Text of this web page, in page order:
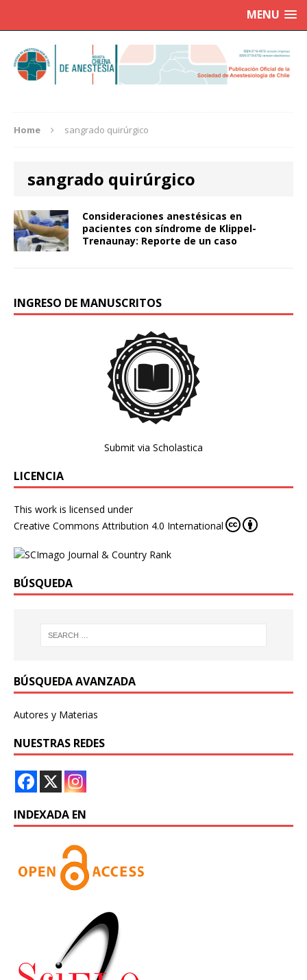
MENU
Home sangrado quirúrgico
sangrado quirúrgico
Consideraciones anestésicas en
pacientes con síndrome de Klippel-
Trenaunay: Reporte de un caso
INGRESO DE MANUSCRITOS
Submit via Scholastica
LICENCIA
This work is licensed under
Creative Commons Attribution 4.0 International
BÚSQUEDA
BÚSQUEDA AVANZADA
Autores y Materias
NUESTRAS REDES
INDEXADA EN